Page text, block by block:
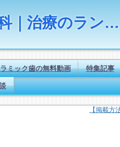
セラミック歯科｜治療のランキング【Dr.NAVI】
ミック歯の無料動画 特集記事
【掲載方